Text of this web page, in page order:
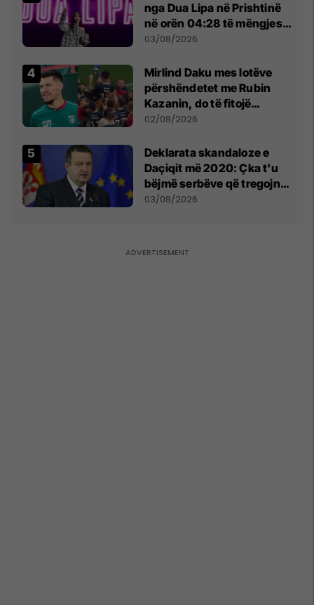
nga Dua Lipa në Prishtinë
në orën 04:28 të mëngjesit
- dhe bota digjitale serbe
03/08/2026
Mirlind Daku mes lotëve
përshëndetet me Rubin
Kazanin, do të fitojë
miliona te Spartak Moska
02/08/2026
​Deklarata skandaloze e
Daçiqit më 2020: Çka t'u
bëjmë serbëve që tregojnë
ku janë varrosur shqiptarët
03/08/2026